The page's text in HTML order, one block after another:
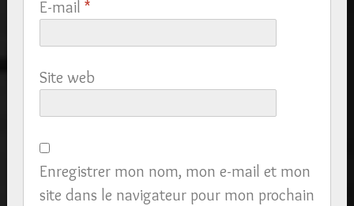
E-mail *
Site web
Enregistrer mon nom, mon e-mail et mon
site dans le navigateur pour mon prochain